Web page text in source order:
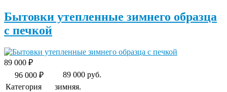
Бытовки утепленные зимнего образца
с печкой
89 000 ₽
96 000 ₽
89 000 руб.
Категория
зимняя.